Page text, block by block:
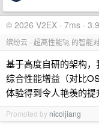
© 2026 V2EX · 7ms ·
缤纷云 - 超高性能🚀 的智能
基于高度自研的架构
综合性能增益（对比
体验得到令人艳羡的提
Promoted by nicoljiang